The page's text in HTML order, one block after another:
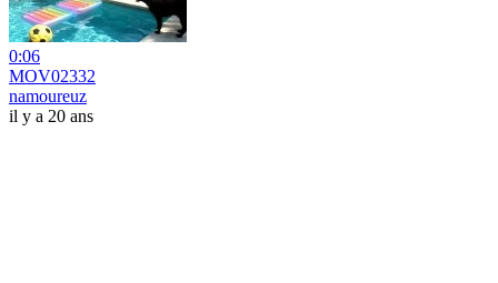
0:06
MOV02332
namoureuz
il y a 20 ans